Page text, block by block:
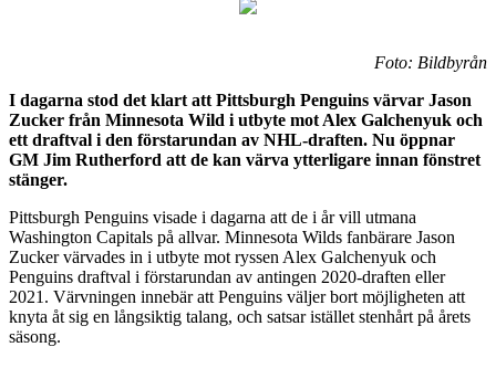
Foto: Bildbyrån
I dagarna stod det klart att Pittsburgh Penguins värvar Jason
Zucker från Minnesota Wild i utbyte mot Alex Galchenyuk och
ett draftval i den förstarundan av NHL-draften. Nu öppnar
GM Jim Rutherford att de kan värva ytterligare innan fönstret
stänger.
Pittsburgh Penguins visade i dagarna att de i år vill utmana
Washington Capitals på allvar. Minnesota Wilds fanbärare Jason
Zucker värvades in i utbyte mot ryssen Alex Galchenyuk och
Penguins draftval i förstarundan av antingen 2020-draften eller
2021. Värvningen innebär att Penguins väljer bort möjligheten att
knyta åt sig en långsiktig talang, och satsar istället stenhårt på årets
säsong.